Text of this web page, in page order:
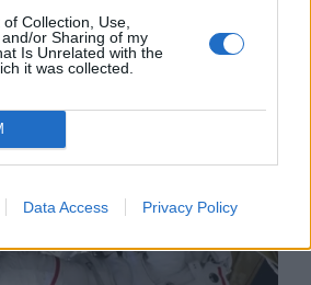
Collection, Use,
or Sharing of my
Is Unrelated with the
it was collected.
Data Access Privacy Policy
за първи път
вируси